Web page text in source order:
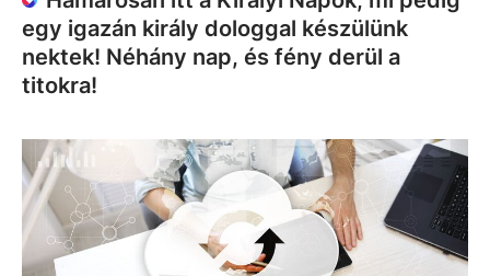
egy igazán király dologgal készülünk
nektek! Néhány nap, és fény derül a
titokra!